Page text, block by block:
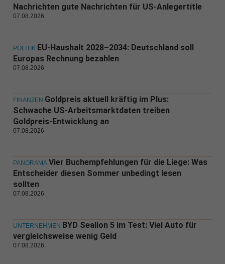
Nachrichten gute Nachrichten für US-Anlegertitle
07.08.2026
POLITIK EU-Haushalt 2028–2034: Deutschland soll
Europas Rechnung bezahlen
07.08.2026
FINANZEN Goldpreis aktuell kräftig im Plus:
Schwache US-Arbeitsmarktdaten treiben
Goldpreis-Entwicklung an
07.08.2026
PANORAMA Vier Buchempfehlungen für die Liege: Was
Entscheider diesen Sommer unbedingt lesen
sollten
07.08.2026
UNTERNEHMEN BYD Sealion 5 im Test: Viel Auto für
vergleichsweise wenig Geld
07.08.2026